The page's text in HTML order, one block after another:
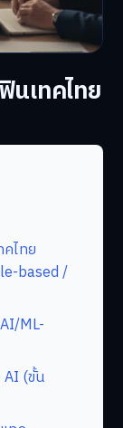
นเทคไทย
ไทย
based /
ML-
AI (ขั้น